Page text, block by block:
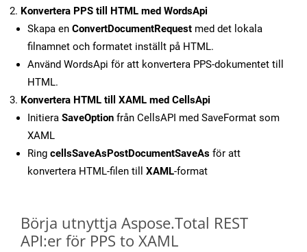
Konvertera PPS till HTML med WordsApi
Skapa en ConvertDocumentRequest med det lokala
filnamnet och formatet inställt på HTML.
Använd WordsApi för att konvertera PPS-dokumentet till
HTML.
Konvertera HTML till XAML med CellsApi
Initiera SaveOption från CellsAPI med SaveFormat som
XAML
Ring cellsSaveAsPostDocumentSaveAs för att
konvertera HTML-filen till XAML-format
Börja utnyttja Aspose.Total REST
API:er för PPS to XAML